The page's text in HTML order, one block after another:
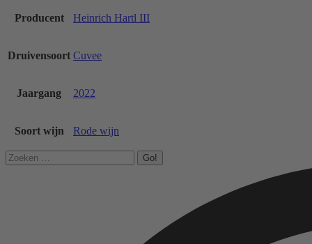
Producent Heinrich Hartl III
Druivensoort Cuvee
Jaargang 2022
Soort wijn Rode wijn
Search: